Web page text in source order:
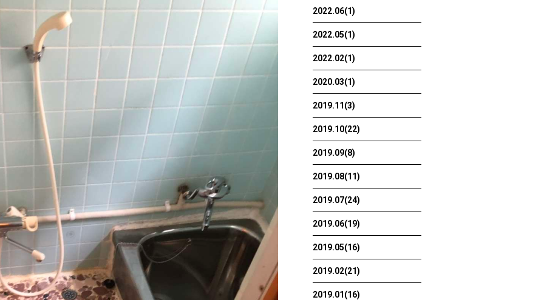
2022.06(1)
2022.05(1)
2022.02(1)
2020.03(1)
2019.11(3)
2019.10(22)
2019.09(8)
2019.08(11)
2019.07(24)
2019.06(19)
2019.05(16)
2019.02(21)
2019.01(16)